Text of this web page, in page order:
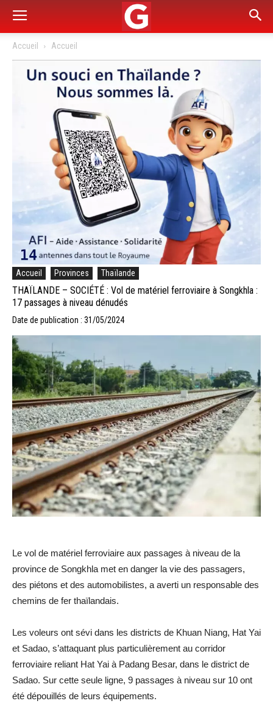
Accueil Accueil
Accueil Provinces Thaïlande
THAÏLANDE – SOCIÉTÉ : Vol de matériel ferroviaire à Songkhla :
17 passages à niveau dénudés
Date de publication : 31/05/2024
Le vol de matériel ferroviaire aux passages à niveau de la
province de Songkhla met en danger la vie des passagers,
des piétons et des automobilistes, a averti un responsable des
chemins de fer thaïlandais.
Les voleurs ont sévi dans les districts de Khuan Niang, Hat Yai
et Sadao, s’attaquant plus particulièrement au corridor
ferroviaire reliant Hat Yai à Padang Besar, dans le district de
Sadao. Sur cette seule ligne, 9 passages à niveau sur 10 ont
été dépouillés de leurs équipements.